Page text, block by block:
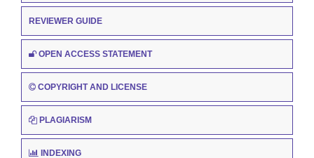
REVIEWER GUIDE
OPEN ACCESS STATEMENT
COPYRIGHT AND LICENSE
PLAGIARISM
INDEXING